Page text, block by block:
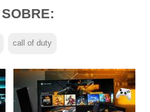
call of duty